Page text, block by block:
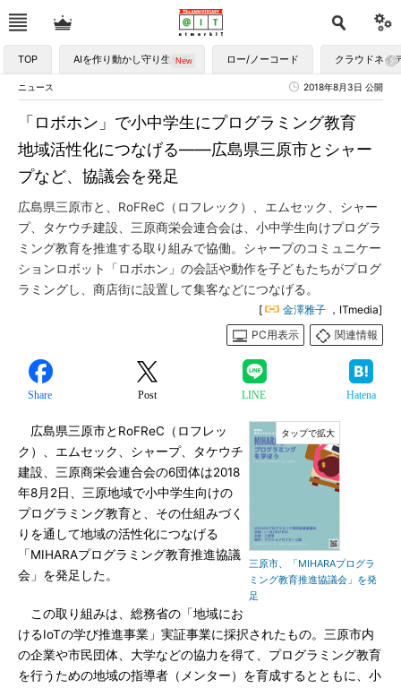
TOP AIを作り動かし守り生かす ロー/ノーコード クラウドネイ
ニュース 2018年8月3日 公開
「ロボホン」で小中学生にプログラミング教育
地域活性化につなげる――広島県三原市とシャー
プなど、協議会を発足
広島県三原市と、RoFReC（ロフレック）、エムセック、シャー
プ、タケウチ建設、三原商栄会連合会は、小中学生向けプログラ
ミング教育を推進する取り組みで協働。シャープのコミュニケー
ションロボット「ロボホン」の会話や動作を子どもたちがプログ
ラミングし、商店街に設置して集客などにつなげる。
[ 金澤雅子 ，ITmedia]
PC用表示
関連情報
Share Post LINE Hatena
三原市、「MIHARAプログラ
ミング教育推進協議会」を発
足
広島県三原市とRoFReC（ロフレッ
ク）、エムセック、シャープ、タケウチ
建設、三原商栄会連合会の6団体は2018
年8月2日、三原地域で小中学生向けの
プログラミング教育と、その仕組みづく
りを通して地域の活性化につなげる
「MIHARAプログラミング教育推進協議
会」を発足した。
この取り組みは、総務省の「地域にお
けるIoTの学び推進事業」実証事業に採択されたもの。三原市内
の企業や市民団体、大学などの協力を得て、プログラミング教育
を行うための地域の指導者（メンター）を育成するとともに、小